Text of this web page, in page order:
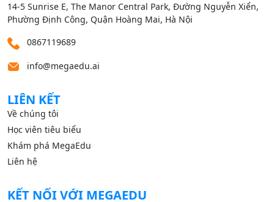
14‑5 Sunrise E, The Manor Central Park, Đường Nguyễn Xiển,
Phường Định Công, Quận Hoàng Mai, Hà Nội
0867119689
info@megaedu.ai
LIÊN KẾT
Về chúng tôi
Học viên tiêu biểu
Khám phá MegaEdu
Liên hệ
KẾT NỐI VỚI MEGAEDU